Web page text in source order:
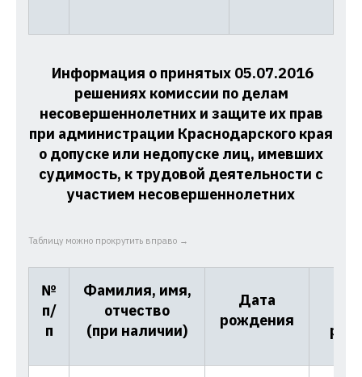
Информация о принятых 05.07.2016
решениях комиссии по делам
несовершеннолетних и защите их прав
при администрации Краснодарского края
о допуске или недопуске лиц, имевших
судимость, к трудовой деятельности с
участием несовершеннолетних
Таблицу можно прокрутить вправо →
№
п/
п
Фамилия, имя,
отчество
(при наличии)
Дата
рождения